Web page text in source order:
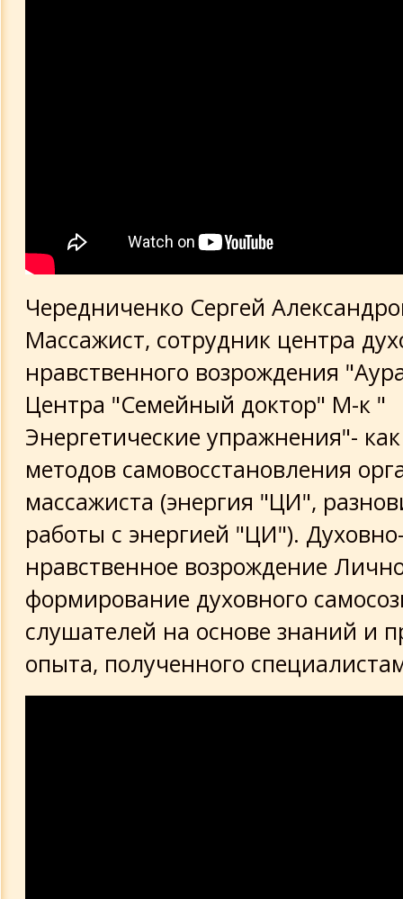
Чередниченко Сергей
Массажист, сотрудник центра
нравственного возрождения
Центра "Семейный доктор" М-к "
Энергетические упражнения"-
методов самовосстановления
массажиста (энергия "ЦИ",
работы с энергией "ЦИ").
нравственное возрождение
формирование духовного
слушателей на основе знаний и
опыта, полученного